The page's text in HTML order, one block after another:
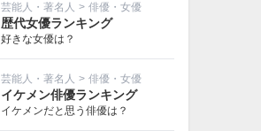
芸能人・著名人 > 俳優・女優
歴代女優ランキング
好きな女優は？
芸能人・著名人 > 俳優・女優
イケメン俳優ランキング
イケメンだと思う俳優は？